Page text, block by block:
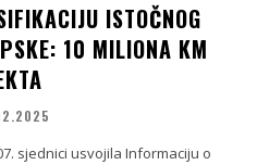
ISTOČNOG
10 MILIONA KM
sjednici usvojila Informaciju o